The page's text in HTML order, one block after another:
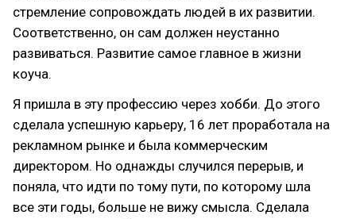
стремление сопровождать людей в их развитии.
Соответственно, он сам должен неустанно
развиваться. Развитие самое главное в жизни
коуча.
Я пришла в эту профессию через хобби. До этого
сделала успешную карьеру, 16 лет проработала на
рекламном рынке и была коммерческим
директором. Но однажды случился перерыв, и
поняла, что идти по тому пути, по которому шла
все эти годы, больше не вижу смысла. Сделала